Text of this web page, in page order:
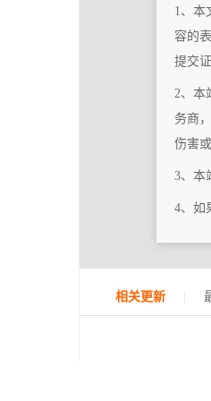
1、本
容的
提交
2、本
务商
伤害
3、本
4、如
相关更新